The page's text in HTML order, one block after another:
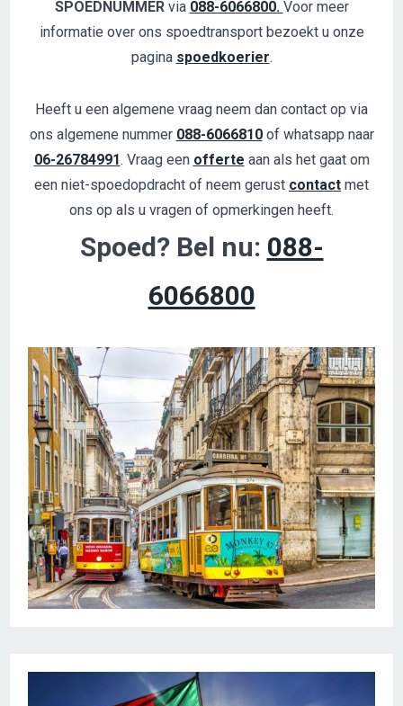
SPOEDNUMMERvia 088-6066800. Voor meer
informatie over ons spoedtransport bezoekt u onze
pagina spoedkoerier.
Heeft u een algemene vraag neem dan contact op via
ons algemene nummer 088-6066810of whatsapp naar
06-26784991. Vraag een offerte aan als het gaat om
een niet-spoedopdracht of neem gerust contact met
ons op als u vragen of opmerkingen heeft.
Spoed? Bel nu: 088-
6066800